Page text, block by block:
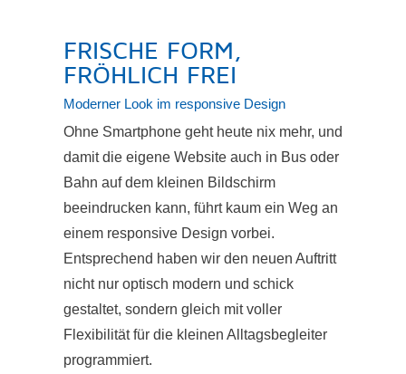
FRISCHE FORM,
FRÖHLICH FREI
Moderner Look im responsive Design
Ohne Smartphone geht heute nix mehr, und
damit die eigene Website auch in Bus oder
Bahn auf dem kleinen Bildschirm
beeindrucken kann, führt kaum ein Weg an
einem responsive Design vorbei.
Entsprechend haben wir den neuen Auftritt
nicht nur optisch modern und schick
gestaltet, sondern gleich mit voller
Flexibilität für die kleinen Alltagsbegleiter
programmiert.